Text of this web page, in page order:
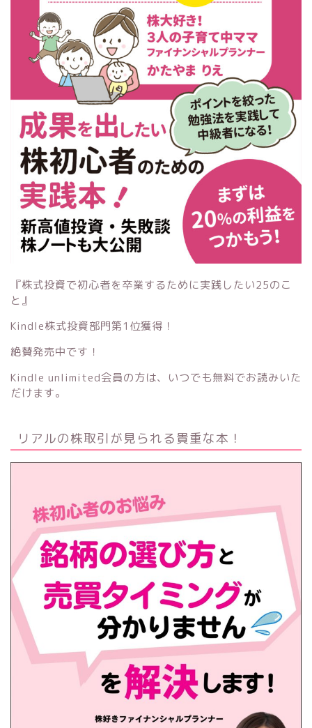
『株式投資で初心者を卒業するために実践したい25のこ
と』
Kindle株式投資部門第1位獲得！
絶賛発売中です！
Kindle unlimited会員の方は、いつでも無料でお読みいた
だけます。
リアルの株取引が見られる貴重な本！